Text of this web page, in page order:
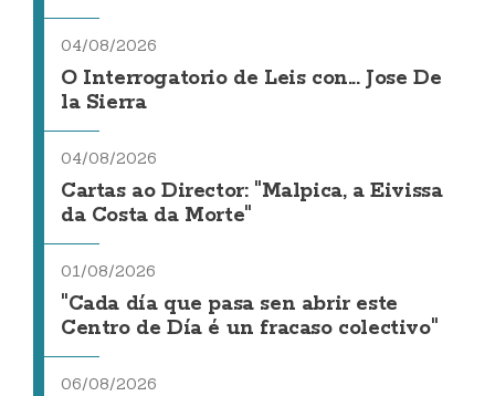
04/08/2026
O Interrogatorio de Leis con... Jose De
la Sierra
04/08/2026
Cartas ao Director: "Malpica, a Eivissa
da Costa da Morte"
01/08/2026
"Cada día que pasa sen abrir este
Centro de Día é un fracaso colectivo"
06/08/2026